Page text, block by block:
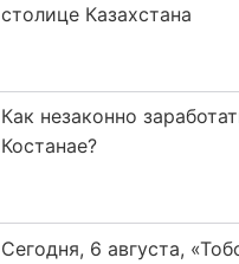
столице Казахстана
Как незаконно
Костанае?
Сегодня, 6 августа,